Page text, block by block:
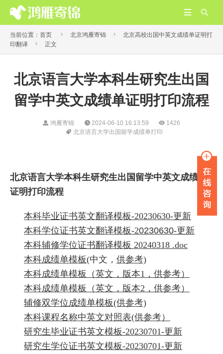


当前位置： 首页  北京鸿雁寄锦 
北京高校出国中英文成绩单证明打
印翻译
 正文
​北京语言大学本科生研究生出国
留学中英文成绩单证明打印流程
鸿雁寄锦 2024-06-10 16:13:59
1426
北京语言大学出国留学成绩单打印
北京语言大学本科生研究生出国留学中英文成绩单
证明打印流程
本科毕业证书英文翻译模板-20230630-更新
本科学位证书英文翻译模板-20230630-更新
本科辅修学位证书翻译模板 20240318 .doc
本科成绩单模板(中文， 供参考)
本科成绩单模板（英文，版本1，供参考）
本科成绩单模板（英文，版本2，供参考）
辅修双学位成绩单模板(供参考)
本科课程名称中英文对照表(供参考）
研究生毕业证书英文模板-20230701-更新
研究生学位证书英文模板-20230701-更新